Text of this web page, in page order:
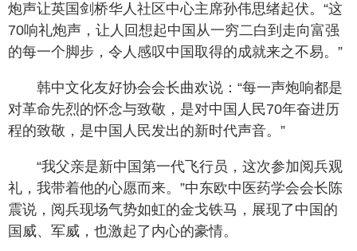
炮声让英国剑桥华人社区中心主席孙伟思绪起伏。“这
70响礼炮声，让人回想起中国从一穷二白到走向富强
的每一个脚步，令人感叹中国取得的成就来之不易。”
韩中文化友好协会会长曲欢说：“每一声炮响都是
对革命先烈的怀念与致敬，是对中国人民70年奋进历
程的致敬，是中国人民发出的新时代声音。”
“我父亲是新中国第一代飞行员，这次参加阅兵观
礼，我带着他的心愿而来。”中东欧中医药学会会长陈
震说，阅兵现场气势如虹的金戈铁马，展现了中国的
国威、军威，也激起了内心的豪情。